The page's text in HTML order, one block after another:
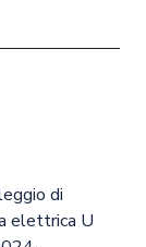
di
elettrica U